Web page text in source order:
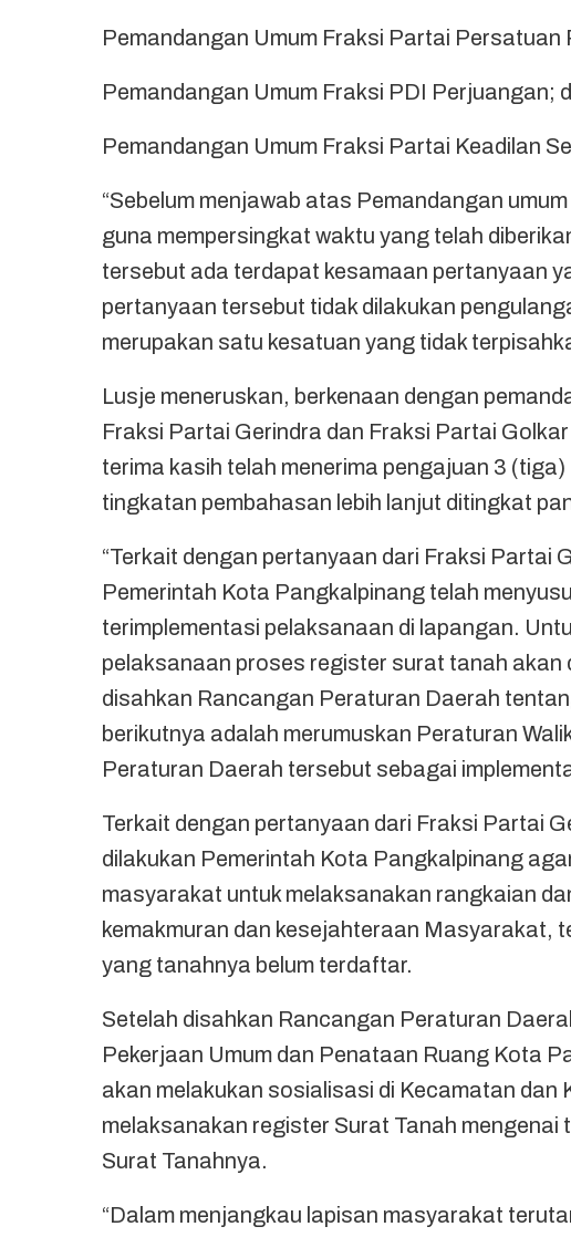
Pemandangan Umum Fraksi Partai Persatuan
Pemandangan Umum Fraksi PDI Perjuangan;
Pemandangan Umum Fraksi Partai Keadilan
“Sebelum menjawab atas Pemandangan
guna mempersingkat waktu yang telah
tersebut ada terdapat kesamaan pertanyaan
pertanyaan tersebut tidak dilakukan
merupakan satu kesatuan yang tidak
Lusje meneruskan, berkenaan dengan
Fraksi Partai Gerindra dan Fraksi Partai
terima kasih telah menerima pengajuan 3
tingkatan pembahasan lebih lanjut ditingkat
“Terkait dengan pertanyaan dari Fraksi Partai
Pemerintah Kota Pangkalpinang telah
terimplementasi pelaksanaan di lapangan.
pelaksanaan proses register surat tanah akan
disahkan Rancangan Peraturan Daerah
berikutnya adalah merumuskan Peraturan
Peraturan Daerah tersebut sebagai
Terkait dengan pertanyaan dari Fraksi Partai
dilakukan Pemerintah Kota Pangkalpinang
masyarakat untuk melaksanakan rangkaian
kemakmuran dan kesejahteraan Masyarakat,
yang tanahnya belum terdaftar.
Setelah disahkan Rancangan Peraturan
Pekerjaan Umum dan Penataan Ruang Kota
akan melakukan sosialisasi di Kecamatan
melaksanakan register Surat Tanah
Surat Tanahnya.
“Dalam menjangkau lapisan masyarakat